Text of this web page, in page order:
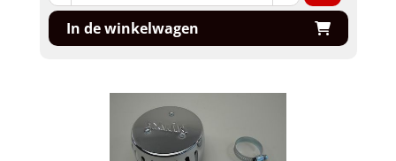
In de winkelwagen